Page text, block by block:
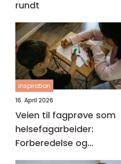
rundt
inspiration
16. April 2026
Veien til fagprøve som
helsefagarbeider:
Forberedelse og
kompetansemål